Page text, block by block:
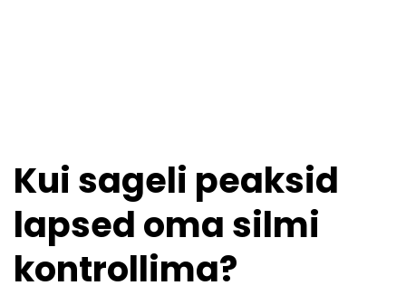
Kui sageli peaksid
lapsed oma silmi
kontrollima?